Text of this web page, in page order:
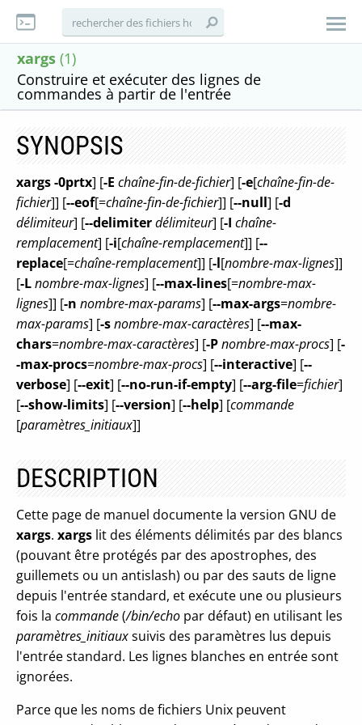
xargs (1)
Construire et exécuter des lignes de
commandes à partir de l'entrée
SYNOPSIS
xargs-0prtx] [-E chaîne-fin-de-fichier] [-e[chaîne-fin-de-
fichier]] [--eof[=chaîne-fin-de-fichier]] [--null] [-d
délimiteur] [--delimiterdélimiteur] [-I chaîne-
remplacement] [-i[chaîne-remplacement]] [--
replace[=chaîne-remplacement]] [-l[nombre-max-lignes]]
[-Lnombre-max-lignes] [--max-lines[=nombre-max-
lignes]] [-n nombre-max-params] [--max-args=nombre-
max-params] [-snombre-max-caractères] [--max-
chars=nombre-max-caractères] [-Pnombre-max-procs] [-
-max-procs=nombre-max-procs] [--interactive] [--
verbose] [--exit] [--no-run-if-empty] [--arg-file=fichier]
[--show-limits] [--version] [--help] [commande
[paramètres_initiaux]]
DESCRIPTION
Cette page de manuel documente la version GNU de
xargs. xargs lit des éléments délimités par des blancs
(pouvant être protégés par des apostrophes, des
guillemets ou un antislash) ou par des sauts de ligne
depuis l'entrée standard, et exécute une ou plusieurs
fois la commande(/bin/echo par défaut) en utilisant les
paramètres_initiauxsuivis des paramètres lus depuis
l'entrée standard. Les lignes blanches en entrée sont
ignorées.
Parce que les noms de fichiers Unix peuvent